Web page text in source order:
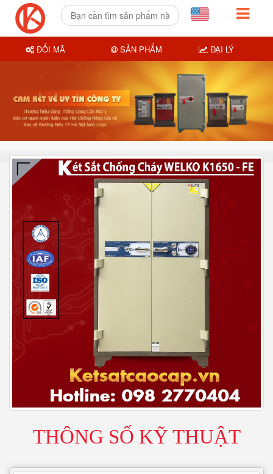
THÔNG SỐ KỸ THUẬT
ĐỔI MÃ SẢN PHẨM ĐẠI LÝ